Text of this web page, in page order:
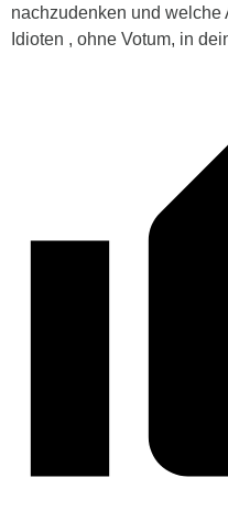
nachzudenken und
Idioten , ohne Votum, in